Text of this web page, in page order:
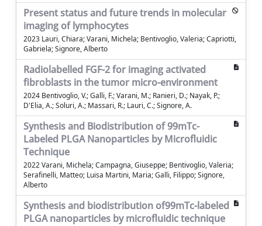
Present status and future trends in molecular
imaging of lymphocytes
2023 Lauri, Chiara; Varani, Michela; Bentivoglio, Valeria; Capriotti,
Gabriela; Signore, Alberto
Radiolabelled FGF-2 for imaging activated
fibroblasts in the tumor micro-environment
2024 Bentivoglio, V.; Galli, F.; Varani, M.; Ranieri, D.; Nayak, P.;
D'Elia, A.; Soluri, A.; Massari, R.; Lauri, C.; Signore, A.
Synthesis and Biodistribution of 99mTc-
Labeled PLGA Nanoparticles by Microfluidic
Technique
2022 Varani, Michela; Campagna, Giuseppe; Bentivoglio, Valeria;
Serafinelli, Matteo; Luisa Martini, Maria; Galli, Filippo; Signore,
Alberto
Synthesis and biodistribution of99mTc-labeled
PLGA nanoparticles by microfluidic technique